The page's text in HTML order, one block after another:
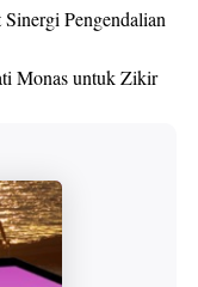
Pengendalian
Monas untuk Zikir